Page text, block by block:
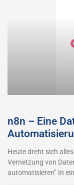
n8n – Eine
Heute dreht sich
Vernetzung von
automatisieren” In